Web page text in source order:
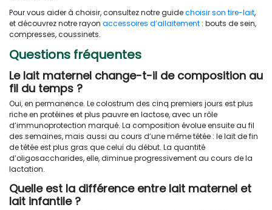
Pour vous aider à choisir, consultez notre guidechoisir son tire-lait,
et découvrez notre rayon accessoires d’allaitement : bouts de sein,
compresses, coussinets.
Questions fréquentes
Le lait maternel change-t-il de composition au
fil du temps ?
Oui, en permanence. Le colostrum des cinq premiers jours est plus
riche en protéines et plus pauvre en lactose, avec un rôle
d’immunoprotection marqué. La composition évolue ensuite au fil
des semaines, mais aussi au cours d’une même tétée : le lait de fin
de tétée est plus gras que celui du début. La quantité
d’oligosaccharides, elle, diminue progressivement au cours de la
lactation.
Quelle est la différence entre lait maternel et
lait infantile ?